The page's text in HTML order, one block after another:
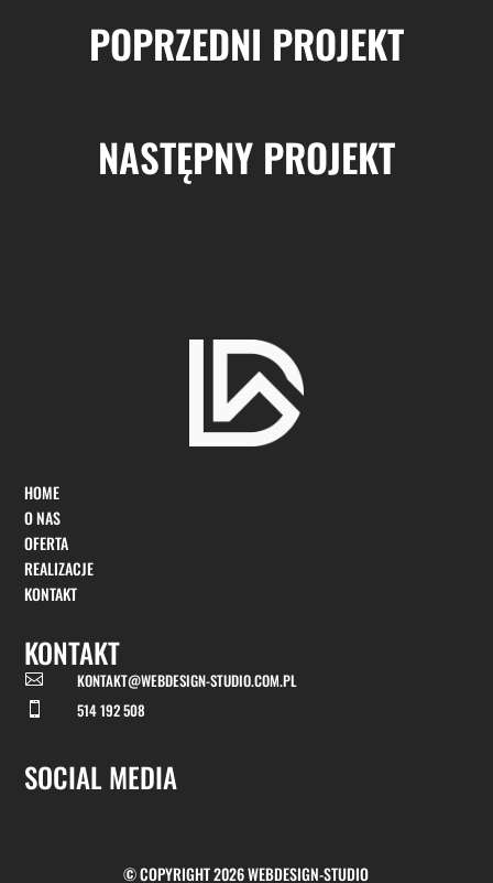
POPRZEDNI PROJEKT
NASTĘPNY PROJEKT
HOME
O NAS
OFERTA
REALIZACJE
KONTAKT
KONTAKT
 KONTAKT@WEBDESIGN-STUDIO.COM.PL
 514 192 508
SOCIAL MEDIA
© COPYRIGHT 2026 WEBDESIGN-STUDIO